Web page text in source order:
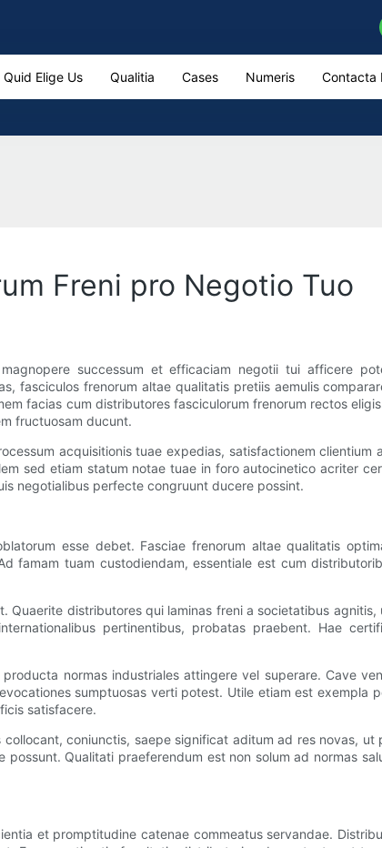
Quid Elige Us Qualitia Cases Numeris Contacta
Freni pro Negotio Tuo
successum et efficaciam negotii tui afficere
fasciculos frenorum altae qualitatis pretiis aemulis
facias cum distributores fasciculorum frenorum rectos
fructuosam ducunt.
acquisitionis tuae expedias, satisfactionem clientium
sed etiam statum notae tuae in foro autocinetico acriter
negotialibus perfecte congruunt ducere possint.
esse debet. Fasciae frenorum altae qualitatis
tuam custodiendam, essentiale est cum
distributores qui laminas freni a societatibus
pertinentibus, probatas praebent. Hae
normas industriales attingere vel superare. Cave
sumptuosas verti potest. Utile etiam est exempla
satisfacere.
coniunctis, saepe significat aditum ad res novas,
Qualitati praeferendum est non solum ad normas
et promptitudine catenae commeatus servandae.